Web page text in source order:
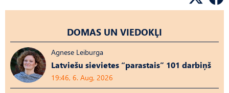
DOMAS UN VIEDOKĻI
Agnese Leiburga
Latviešu sievietes “parastais” 101 darbiņš
19:46, 6. Aug, 2026